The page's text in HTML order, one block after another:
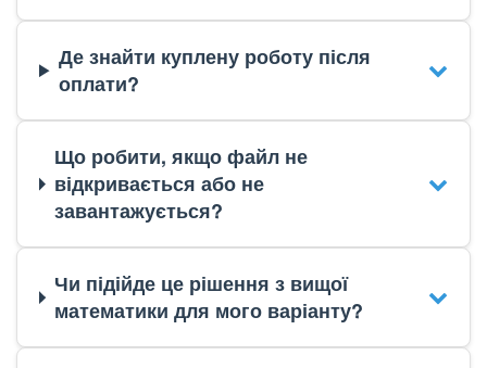
Де знайти куплену роботу після
оплати?
Що робити, якщо файл не
відкривається або не
завантажується?
Чи підійде це рішення з вищої
математики для мого варіанту?